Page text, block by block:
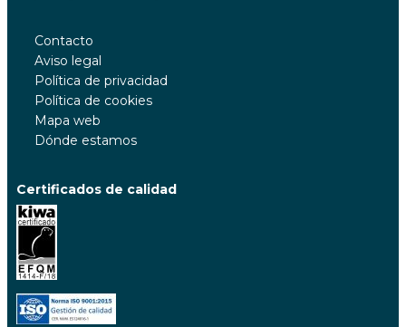
Contacto
Aviso legal
Política de privacidad
Política de cookies
Mapa web
Dónde estamos
Certificados de calidad